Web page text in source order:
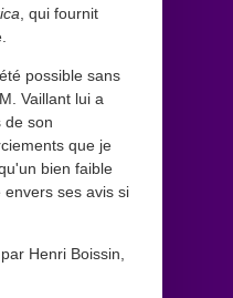
, qui fournit
possible sans
Vaillant lui a
de son
que je
bien faible
ses avis si
Henri Boissin,